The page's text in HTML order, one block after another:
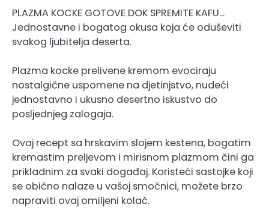
PLAZMA KOCKE GOTOVE DOK SPREMITE KAFU…
Jednostavne i bogatog okusa koja će oduševiti
svakog ljubitelja deserta.
Plazma kocke prelivene kremom evociraju
nostalgične uspomene na djetinjstvo, nudeći
jednostavno i ukusno desertno iskustvo do
posljednjeg zalogaja.
Ovaj recept sa hrskavim slojem kestena, bogatim
kremastim preljevom i mirisnom plazmom čini ga
prikladnim za svaki događaj. Koristeći sastojke koji
se obično nalaze u vašoj smočnici, možete brzo
napraviti ovaj omiljeni kolač.